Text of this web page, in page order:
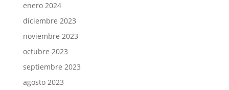
enero 2024
diciembre 2023
noviembre 2023
octubre 2023
septiembre 2023
agosto 2023